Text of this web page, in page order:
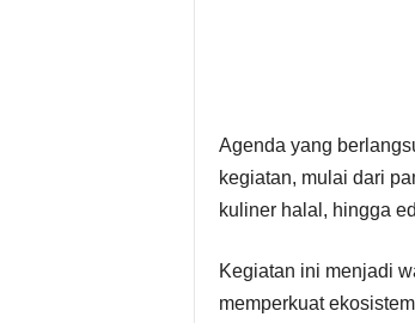
Agenda yang
kegiatan, mulai dari
kuliner halal, hingga
Kegiatan ini menjadi
memperkuat